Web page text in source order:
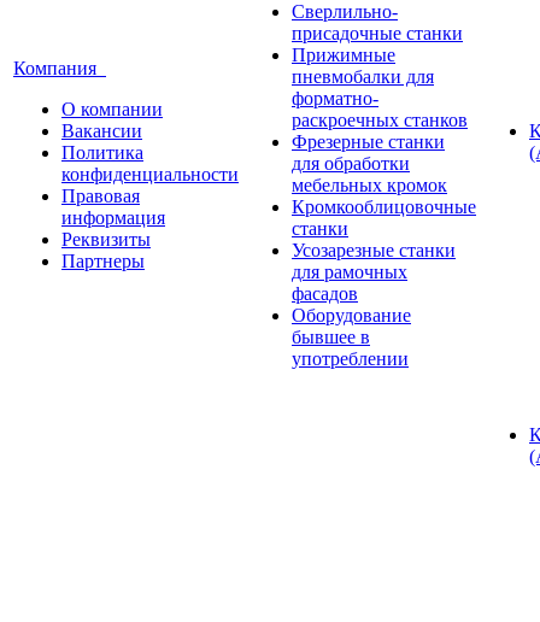
Компания
О компании
Вакансии
Политика
конфиденциальности
Правовая
информация
Реквизиты
Партнеры
Сверлильно-
присадочные станки
Прижимные
пневмобалки для
форматно-
раскроечных станков
Фрезерные станки
для обработки
мебельных кромок
Кромкооблицовочные
станки
Усозарезные станки
для рамочных
фасадов
Оборудование
бывшее в
употреблении